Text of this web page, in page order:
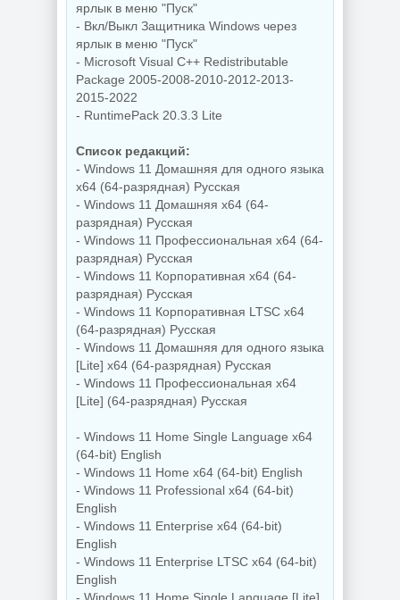
Захват снимков с
монитора
FastStone Capture
11.3 by KpoJIuK
Windows 11 Pro
26H1 Lite version
Скриншоты
экрана TechSmith
Snagit 26.3.1 build
11825 by
elchupacabra
NEW
Видеозапись с
TechSmith
Camtasia 2026.1.4
elchupacabra
BurnAware
Professional |
Premium 19.2
NEW
Звуковой
NEW
NEW NEW
ярлык в меню "Пуск"
- Вкл/Выкл Защитника Windows через
ярлык в меню "Пуск"
- Microsoft Visual C++ Redistributable
Package 2005-2008-2010-2012-2013-
2015-2022
- RuntimePack 20.3.3 Lite
Список редакций:
- Windows 11 Домашняя для одного языка
x64 (64-разрядная) Русская
- Windows 11 Домашняя x64 (64-
разрядная) Русская
- Windows 11 Профессиональная x64 (64-
разрядная) Русская
- Windows 11 Корпоративная x64 (64-
разрядная) Русская
- Windows 11 Корпоративная LTSC x64
(64-разрядная) Русская
- Windows 11 Домашняя для одного языка
[Lite] x64 (64-разрядная) Русская
- Windows 11 Профессиональная x64
[Lite] (64-разрядная) Русская
- Windows 11 Home Single Language x64
(64-bit) English
- Windows 11 Home x64 (64-bit) English
- Windows 11 Professional x64 (64-bit)
English
- Windows 11 Enterprise x64 (64-bit)
English
- Windows 11 Enterprise LTSC x64 (64-bit)
English